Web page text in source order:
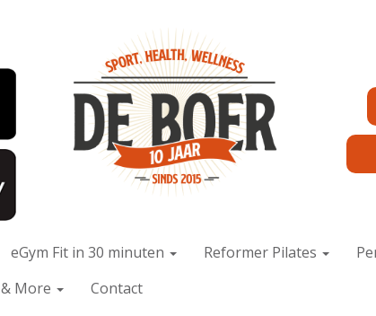
eGym Fit in 30 minuten Reformer Pilates
& More Contact